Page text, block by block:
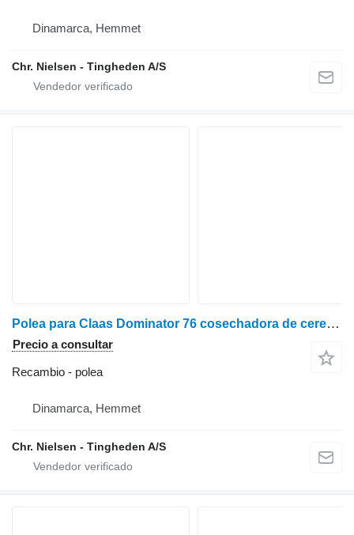
Dinamarca, Hemmet
Chr. Nielsen - Tingheden A/S
Polea para Claas Dominator 76 cosechadora de cereales
Precio a consultar
Recambio - polea
Dinamarca, Hemmet
Chr. Nielsen - Tingheden A/S